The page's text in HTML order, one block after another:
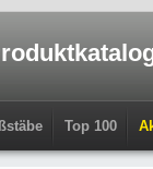
Top 100